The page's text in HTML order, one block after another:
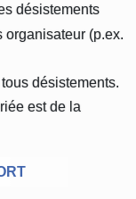
désistements
organisateur (p.ex.
désistements.
est de la